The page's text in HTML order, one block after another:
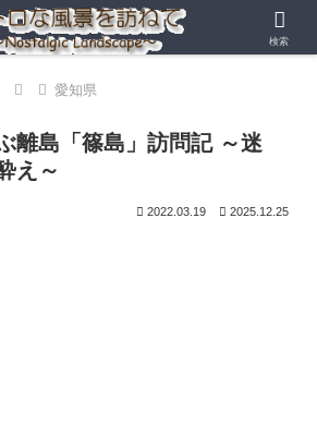
愛知県
離島「篠島」訪問記 ～迷
え～
2022.03.19 2025.12.25
検索